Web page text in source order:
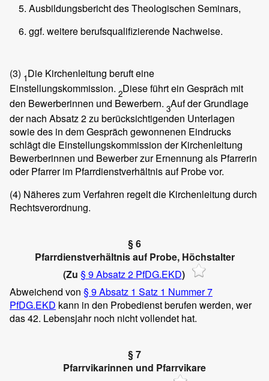
Ausbildungsbericht des Theologischen Seminars,
ggf. weitere berufsqualifizierende Nachweise.
(3) 1Die Kirchenleitung beruft eine
Einstellungskommission. 2Diese führt ein Gespräch mit
den Bewerberinnen und Bewerbern. 3Auf der Grundlage
der nach Absatz 2 zu berücksichtigenden Unterlagen
sowie des in dem Gespräch gewonnenen Eindrucks
schlägt die Einstellungskommission der Kirchenleitung
Bewerberinnen und Bewerber zur Ernennung als Pfarrerin
oder Pfarrer im Pfarrdienstverhältnis auf Probe vor.
(4) Näheres zum Verfahren regelt die Kirchenleitung durch
Rechtsverordnung.
§ 6
Pfarrdienstverhältnis auf Probe, Höchstalter
(Zu § 9 Absatz 2 PfDG.EKD)
Abweichend von § 9 Absatz 1 Satz 1 Nummer 7
PfDG.EKD kann in den Probedienst berufen werden, wer
das 42. Lebensjahr noch nicht vollendet hat.
§ 7
Pfarrvikarinnen und Pfarrvikare